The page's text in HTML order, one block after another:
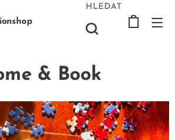
HLEDAT
& Book